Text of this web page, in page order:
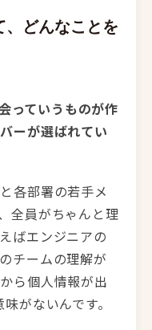
、どんなことを
っていうものが作
ーが選ばれてい
各部署の若手メ
全員がちゃんと理
ばエンジニアの
チームの理解が
ら個人情報が出
がないんです。